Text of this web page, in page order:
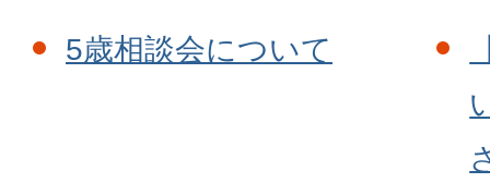
5歳相談会について